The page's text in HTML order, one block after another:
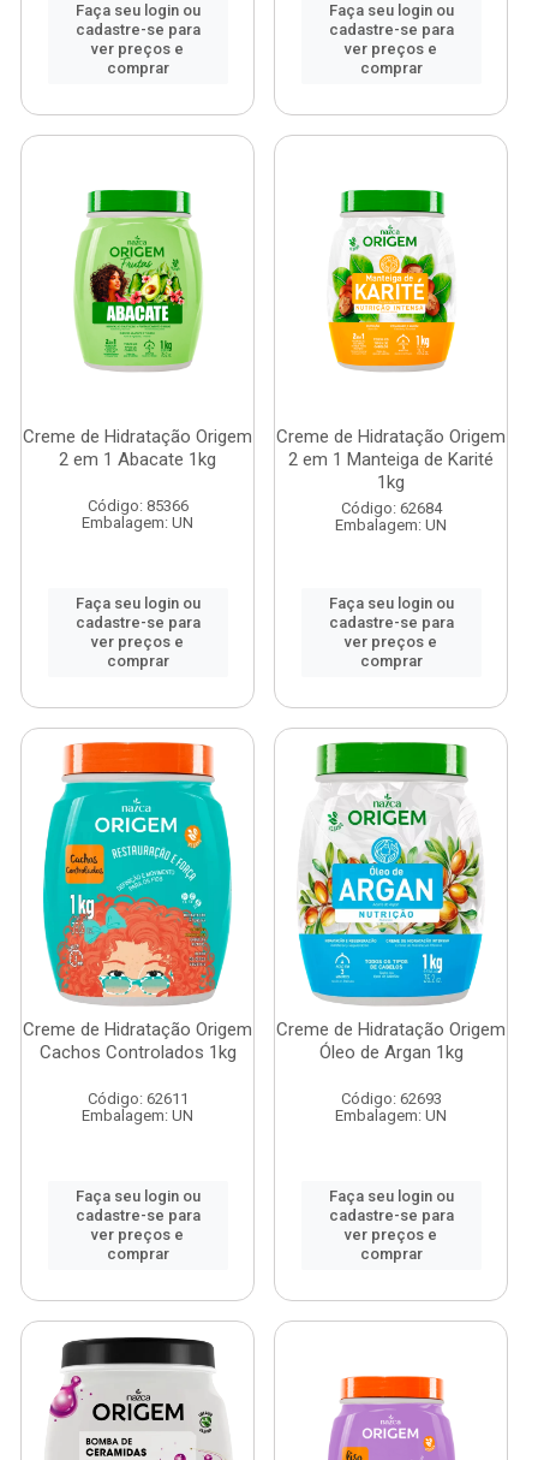
Faça seu login ou
cadastre-se para
ver preços e
comprar
Faça seu login ou
cadastre-se para
ver preços e
comprar
Creme de Hidratação Origem
2 em 1 Abacate 1kg
Código: 85366
Embalagem: UN
Faça seu login ou
cadastre-se para
ver preços e
comprar
Creme de Hidratação Origem
2 em 1 Manteiga de Karité
1kg
Código: 62684
Embalagem: UN
Faça seu login ou
cadastre-se para
ver preços e
comprar
Creme de Hidratação Origem
Cachos Controlados 1kg
Código: 62611
Embalagem: UN
Faça seu login ou
cadastre-se para
ver preços e
comprar
Creme de Hidratação Origem
Óleo de Argan 1kg
Código: 62693
Embalagem: UN
Faça seu login ou
cadastre-se para
ver preços e
comprar